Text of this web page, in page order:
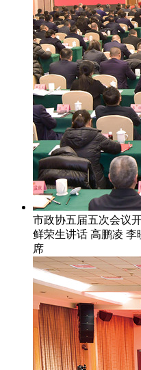
市政协五届五次会议
鲜荣生讲话 高鹏凌 李
席